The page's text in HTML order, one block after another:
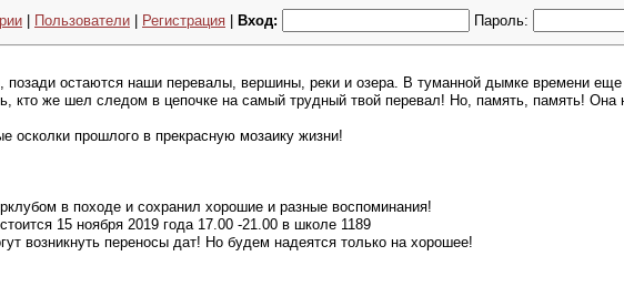
Пользователи Регистрация Вход: Пароль:
позади остаются наши перевалы, вершины, реки и озера. В туманной дымке времени
кто же шел следом в цепочке на самый трудный твой перевал! Но, память, память!
осколки прошлого в прекрасную мозаику жизни!
в походе и сохранил хорошие и разные воспоминания!
15 ноября 2019 года 17.00 -21.00 в школе 1189
возникнуть переносы дат! Но будем надеятся только на хорошее!